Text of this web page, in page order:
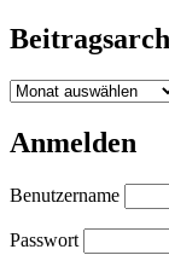
Beitragsarchiv
Anmelden
Benutzername
Passwort